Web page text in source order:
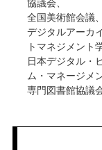
協議会、
全国美術館会議
デジタルアーカ
トマネジメント
日本デジタル・
ム・マネージメ
専門図書館協議